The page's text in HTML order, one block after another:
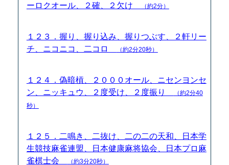
ーロクオール、２確、２欠け
（約2分）
１２３．握り、握り込み、握りつぶす、２軒リー
チ、ニコニコ、二コロ
（約2分20秒）
１２４．偽暗槓、２０００オール、ニセンヨンセ
ン、ニッキュウ、２度受け、２度振り
（約2分40
秒）
１２５．二鳴き、二抜け、二の二の天和、日本学
生競技麻雀連盟、日本健康麻将協会、日本プロ麻
雀棋士会
（約3分20秒）